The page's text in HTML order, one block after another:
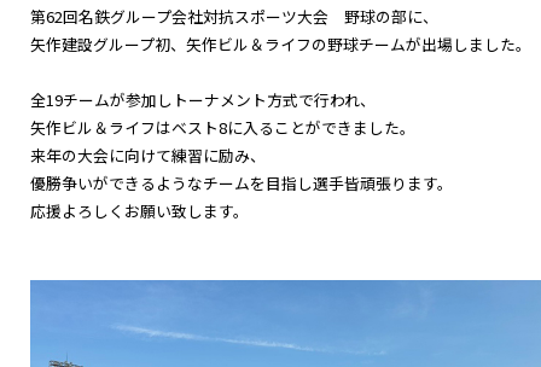
第62回名鉄グループ会社対抗スポーツ大会 野球の部に、
矢作建設グループ初、矢作ビル＆ライフの野球チームが出場しました。
全19チームが参加しトーナメント方式で行われ、
矢作ビル＆ライフはベスト8に入ることができました。
来年の大会に向けて練習に励み、
優勝争いができるようなチームを目指し選手皆頑張ります。
応援よろしくお願い致します。